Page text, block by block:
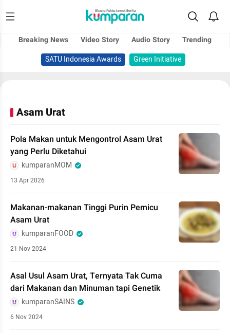
Breaking News Video Story Audio Story
Trending
SATU Indonesia Awards
Green Initiative
Asam Urat
Pola Makan untuk Mengontrol Asam Urat
yang Perlu Diketahui
kumparanMOM
13 Apr 2026
Makanan-makanan Tinggi Purin Pemicu
Asam Urat
kumparanFOOD
21 Nov 2024
Asal Usul Asam Urat, Ternyata Tak Cuma
dari Makanan dan Minuman tapi Genetik
kumparanSAINS
6 Nov 2024